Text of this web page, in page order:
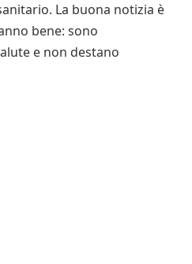
La buona notizia è
bene: sono
e non destano